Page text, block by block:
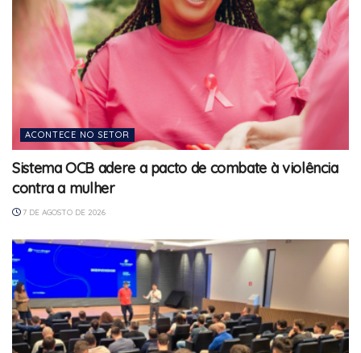
ACONTECE NO SETOR
Sistema OCB adere a pacto de combate à violência
contra a mulher
7 DE AGOSTO DE 2026